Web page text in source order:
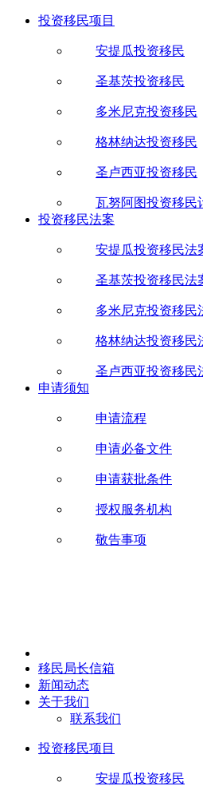
投资移民项目
安提瓜投资移民
圣基茨投资移民
多米尼克投资移民
格林纳达投资移民
圣卢西亚投资移民
瓦努阿图投资移民
投资移民法案
安提瓜投资移民法
圣基茨投资移民法
多米尼克投资移民
格林纳达投资移民
圣卢西亚投资移民
申请须知
申请流程
申请必备文件
申请获批条件
授权服务机构
敬告事项
移民局长信箱
新闻动态
关于我们
联系我们
投资移民项目
安提瓜投资移民